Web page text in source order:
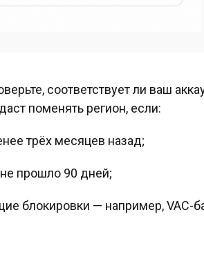
соответствует ли ваш
поменять регион, если:
трёх месяцев назад;
прошло 90 дней;
блокировки — например, VAC-